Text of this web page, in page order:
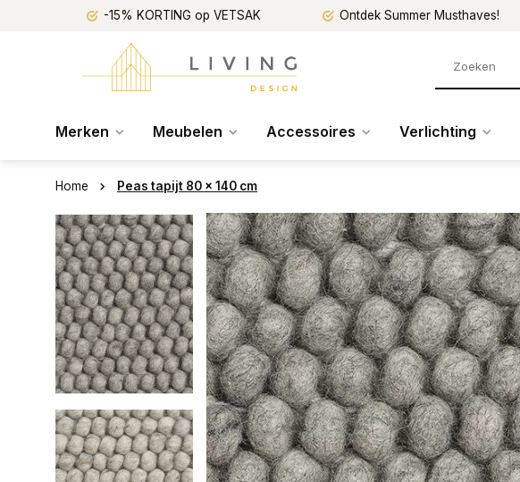
-15% KORTING op VETSAK Ontdek Summer Musthaves!
Merken Meubelen Accessoires Verlichting
Home Peas tapijt 80 x 140 cm